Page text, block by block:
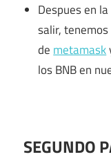
Despues en
salir,
demetamask
los BNB en
SEGUNDO